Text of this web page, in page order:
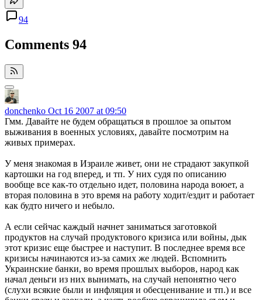
94
Comments 94
donchenko Oct 16 2007 at 09:50
Гмм. Давайте не будем обращаться в прошлое за опытом
выживания в военных условиях, давайте посмотрим на
живых примерах.
У меня знакомая в Израиле живет, они не страдают закупкой
картошки на год вперед, и тп. У них судя по описанию
вообще все как-то отдельно идет, половина народа воюет, а
вторая половина в это время на работу ходит/ездит и работает
как будто ничего и небыло.
А если сейчас каждый начнет заниматься заготовкой
продуктов на случай продуктового кризиса или войны, дык
этот кризис еще быстрее и наступит. В последнее время все
кризисы начинаются из-за самих же людей. Вспомнить
Украинские банки, во время прошлых выборов, народ как
начал деньги из них вынимать, на случай непонятно чего
(слухи всякие были и инфляция и обесценивание и тп.) и все